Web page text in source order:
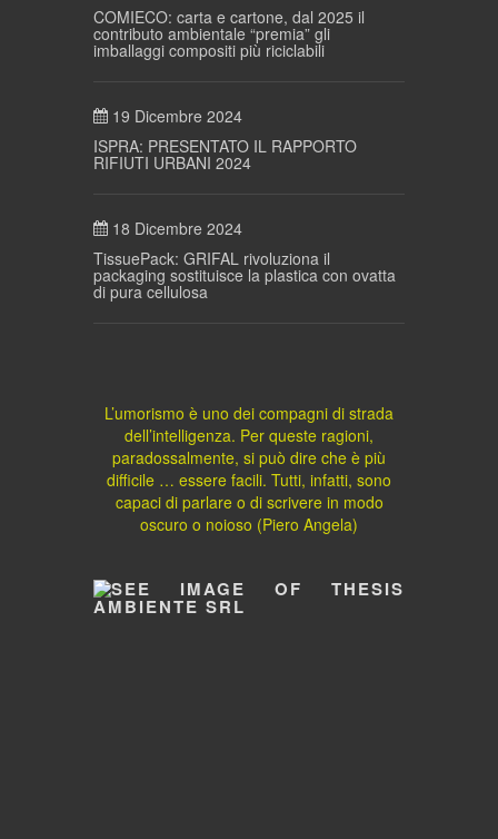
COMIECO: carta e cartone, dal 2025 il
contributo ambientale “premia” gli
imballaggi compositi più riciclabili
19 Dicembre 2024
ISPRA: PRESENTATO IL RAPPORTO
RIFIUTI URBANI 2024
18 Dicembre 2024
TissuePack: GRIFAL rivoluziona il
packaging sostituisce la plastica con ovatta
di pura cellulosa
L’umorismo è uno dei compagni di strada
dell’intelligenza. Per queste ragioni,
paradossalmente, si può dire che è più
difficile … essere facili. Tutti, infatti, sono
capaci di parlare o di scrivere in modo
oscuro o noioso (Piero Angela)